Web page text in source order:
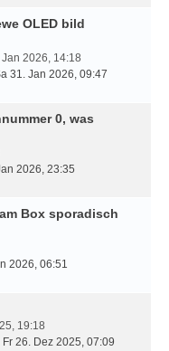
OLED bild
2026, 14:18
31. Jan 2026, 09:47
0, was
2026, 23:35
Box sporadisch
2026, 06:51
19:18
Fr 26. Dez 2025, 07:09